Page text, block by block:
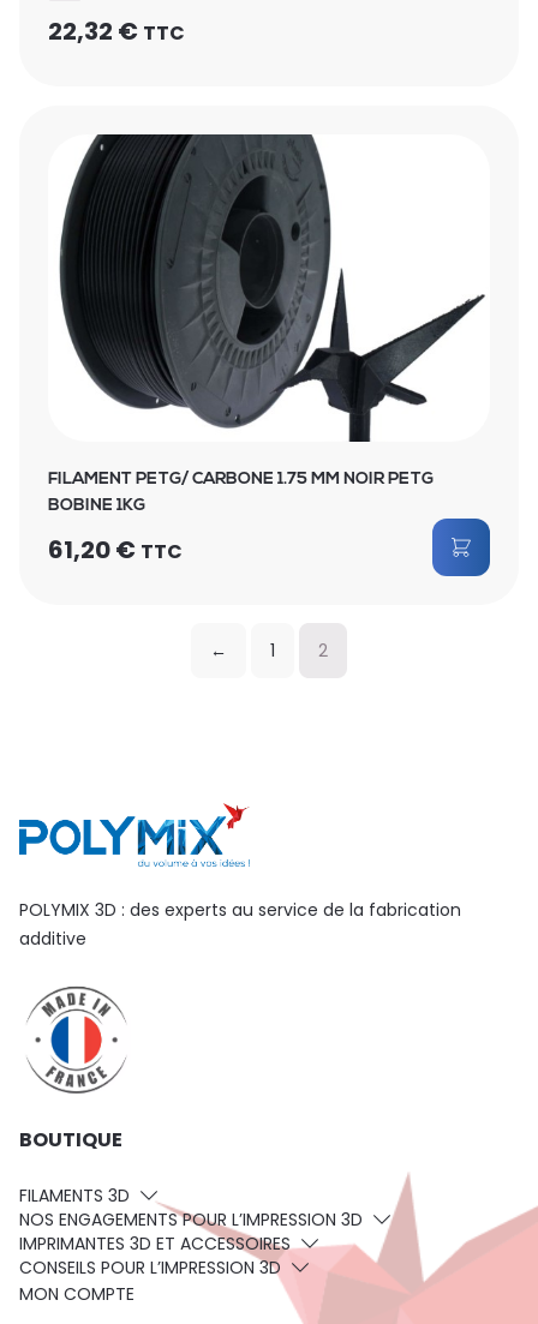
22,32 € TTC
FILAMENT PETG/ CARBONE 1.75 MM NOIR PETG
BOBINE 1KG
61,20€ TTC
← 1 2
POLYMIX 3D : des experts au service de la fabrication
additive
BOUTIQUE
FILAMENTS 3D
NOS ENGAGEMENTS POUR L’IMPRESSION 3D
IMPRIMANTES 3D ET ACCESSOIRES
CONSEILS POUR L’IMPRESSION 3D
MON COMPTE